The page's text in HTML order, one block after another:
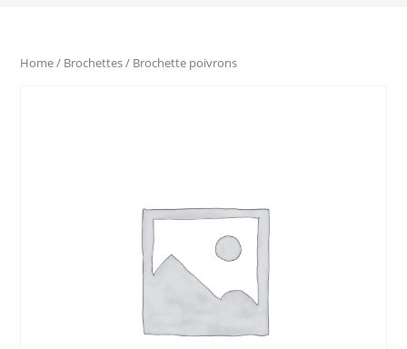
Home/ Brochettes/ Brochette poivrons